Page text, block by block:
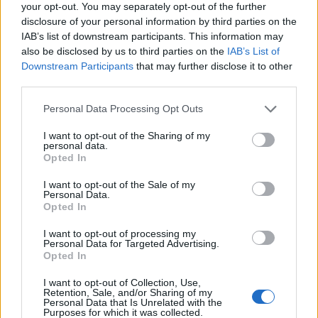
your opt-out. You may separately opt-out of the further
disclosure of your personal information by third parties on the
IAB’s list of downstream participants. This information may
also be disclosed by us to third parties on the IAB’s List of
Downstream Participants that may further disclose it to other
Personal Data Processing Opt Outs
I want to opt-out of the Sharing of my
personal data.
Opted In
I want to opt-out of the Sale of my
Personal Data.
Opted In
I want to opt-out of processing my
Personal Data for Targeted Advertising.
Opted In
I want to opt-out of Collection, Use,
Retention, Sale, and/or Sharing of my
Personal Data that Is Unrelated with the
Purposes for which it was collected.
Ο Κυριάκος Μητσοτάκης τόνισε ότι «είναι
καιρός επιτέλους η μνήμη των θυμάτων της
μας τις διαστάσεις που της αξίζουν, γιατί
δυστυχώς αυτή η μνήμη υπήρξε ελλειμματική,
πρόσκαιρη και συχνά ρηχή».
«Έτσι, η λήθη μετατρεπόταν σε ένα δεύτερο
θάνατο για κάθε αθώο θύμα της βίας και του
θράσους. Είναι καιρός, όμως, η μνήμη των
αδικοχαμένων να αποκατασταθεί και με βάση το
χαρακτήρα που της αρμόζει. Ως μια τραυματική
εμπειρία η οποία μεταβολίζεται όμως σε ένα